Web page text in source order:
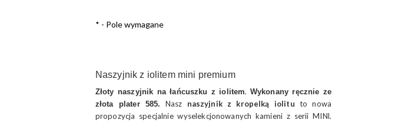
* - Pole wymagane
Naszyjnik z iolitem mini premium
Złoty naszyjnik na łańcuszku z iolitem. Wykonany ręcznie ze
złota plater 585.
Nasz naszyjnik z kropelką iolitu to nowa
propozycja specjalnie wyselekcjonowanych kamieni z serii MINl.